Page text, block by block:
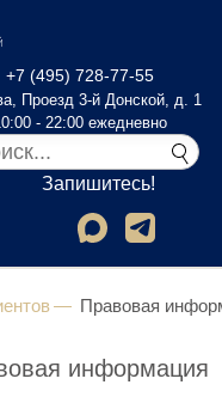
+7 (495) 728-77-55
Проезд 3-й Донской, д. 1
- 22:00 ежедневно
Запишитесь!
Правовая
информация